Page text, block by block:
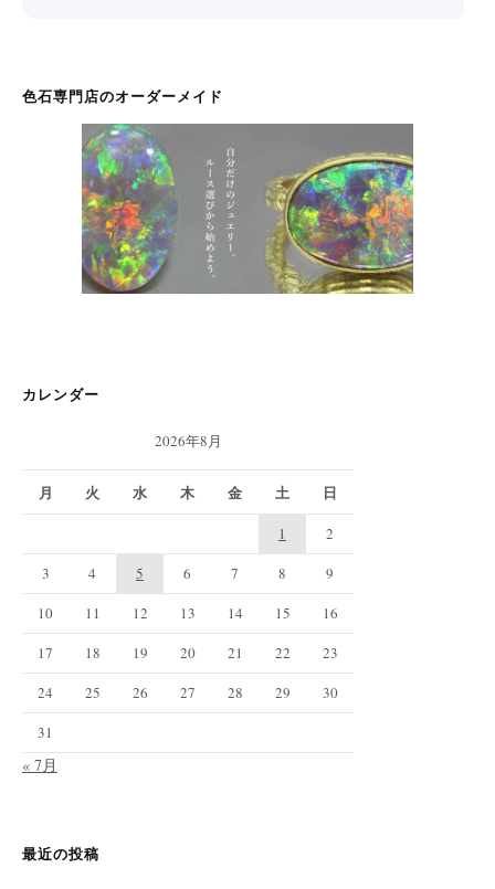
色石専門店のオーダーメイド
カレンダー
2026年8月
月 火 水 木 金 土 日
1
2
3
4 5 6 7 8
9
10
11 12 13 14 15
16
17
18 19 20 21 22
23
24
25 26 27 28 29
30
31
« 7月
最近の投稿